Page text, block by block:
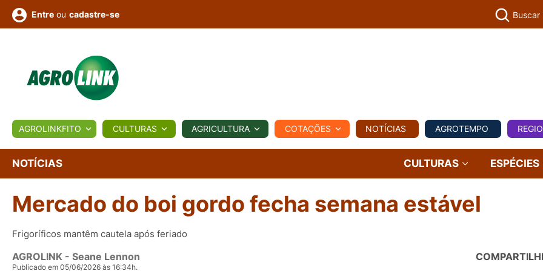
BIOLÓGICOS COTAÇÕES NOTÍCIAS AGROTEMPO REGIONAL COMERCIAL AGROVIAGENS
Conversor Colunistas Eventos
e
Vídeos
Entre ou cadastre-se Buscar
AGROLINKFITO CULTURAS AGRICULTURA COTAÇÕES NOTÍCIAS AGROTEMPO
NOTÍCIAS CULTURAS ESPÉCIES
Mercado do boi gordo fecha semana estável
Frigoríficos mantêm cautela após feriado
AGROLINK - Seane Lennon
Publicado em 05/06/2026 às 16:34h.